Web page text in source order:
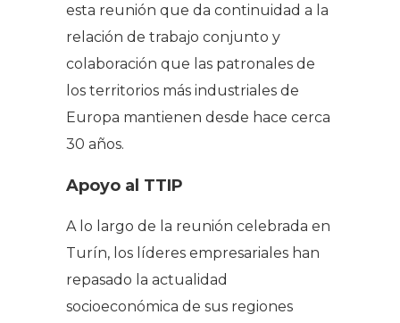
esta reunión que da continuidad a la
relación de trabajo conjunto y
colaboración que las patronales de
los territorios más industriales de
Europa mantienen desde hace cerca
30 años.
Apoyo al TTIP
A lo largo de la reunión celebrada en
Turín, los líderes empresariales han
repasado la actualidad
socioeconómica de sus regiones